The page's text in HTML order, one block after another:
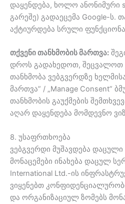
დაყენდება, ხოლო ანონიმური
გარეშე) გადაეცემა Google-ს.
აქტიურდება სრული
თქვენი თანხმობის მართვა:
დროს გადახედოთ, შეცვალოთ
თანხმობა ვებგვერდზე
მართვა” / „Manage Consent”
თანხმობის გაუქმების
აღარ დაყენდება მომდევნო
8. უსაფრთხოება
ვებგვერდი მუშავდება დაცული
მონაცემები ინახება დაცულ
International Ltd.-ის
ვიყენებთ
და ორგანიზაციულ ზომებს